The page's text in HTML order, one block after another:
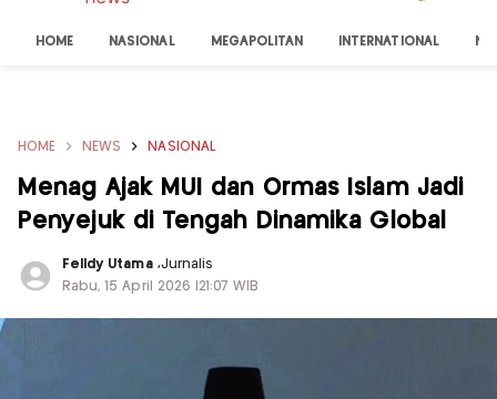
HOME NASIONAL MEGAPOLITAN INTERNATIONAL
HOME NEWS NASIONAL
Menag Ajak MUI dan Ormas Islam Jadi
Penyejuk di Tengah Dinamika Global
Felldy Utama ,Jurnalis
Rabu, 15 April 2026 |21:07 WIB